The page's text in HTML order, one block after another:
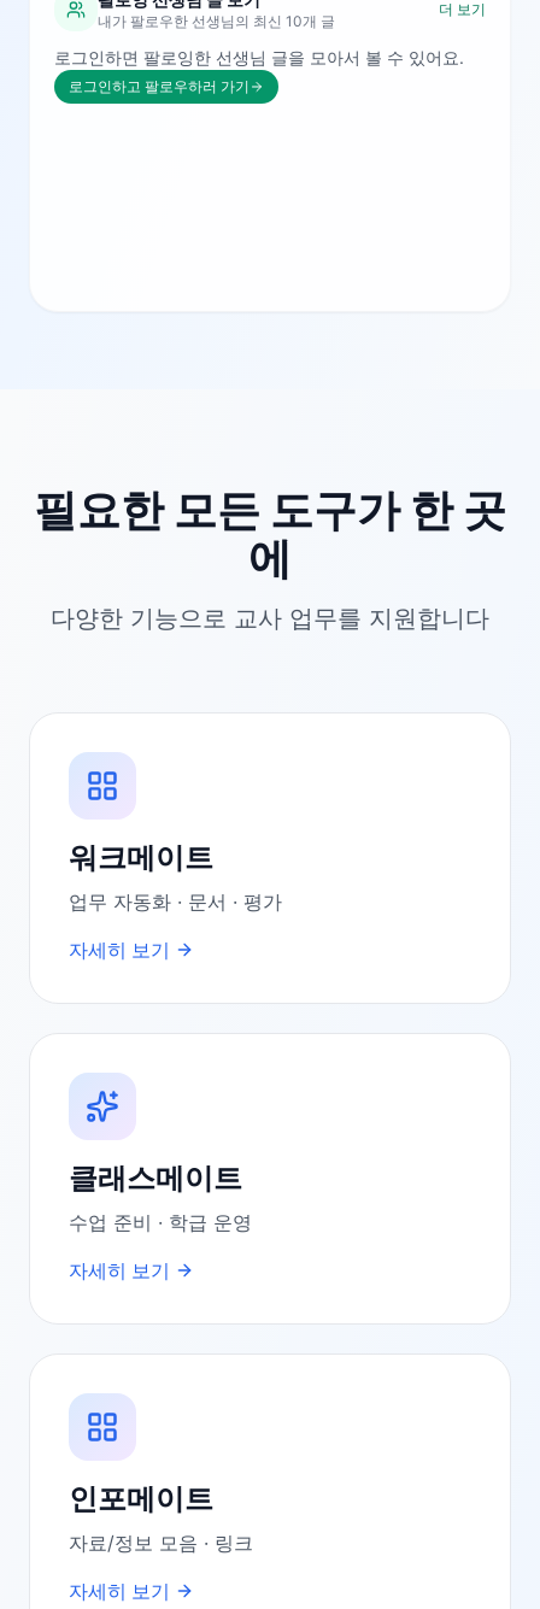
내가 팔로우한 선생님의 최신 10개 글
더 보기
로그인하면 팔로잉한 선생님 글을 모아서 볼 수 있어요.
로그인하고 팔로우하러 가기
필요한 모든 도구가 한 곳
에
다양한 기능으로 교사 업무를 지원합니다
워크메이트
업무 자동화 · 문서 · 평가
자세히 보기
클래스메이트
수업 준비 · 학급 운영
자세히 보기
인포메이트
자료/정보 모음 · 링크
자세히 보기